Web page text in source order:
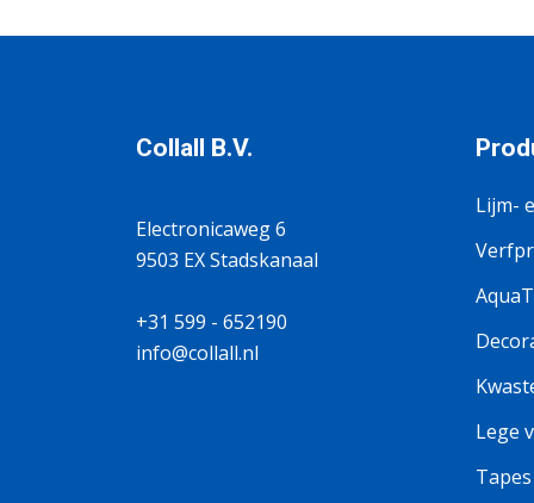
Collall B.V.
Electronicaweg 6
9503 EX Stadskanaal
+31 599 - 652190
info@collall.nl
Lijm-
Lege
Tapes